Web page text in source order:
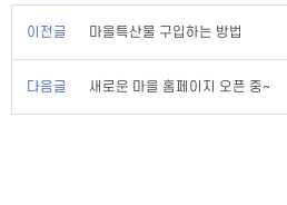
이전글 마을특산물 구입하는 방법
다음글 새로운 마을 홈페이지 오픈 중~